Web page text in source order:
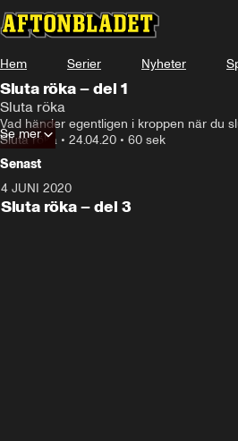
Hem Serier Nyheter
Sluta röka – del 1
Sluta röka
Vad händer egentligen i kroppen när du
Sluta röka • 24.04.20 • 60 sek
Se mer
Senast
4 JUNI 2020
Sluta röka – del 3